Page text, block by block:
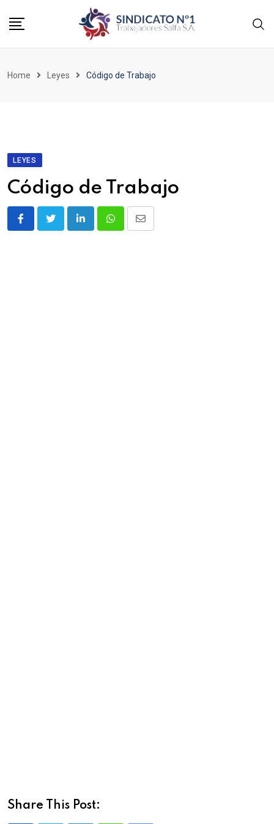
Home Leyes Código de Trabajo
LEYES
Código de Trabajo
Share This Post: